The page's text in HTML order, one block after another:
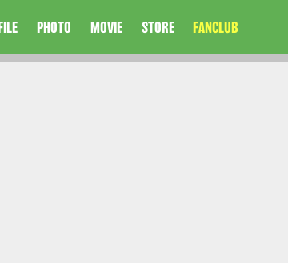
PHOTO MOVIE STORE FANCLUB